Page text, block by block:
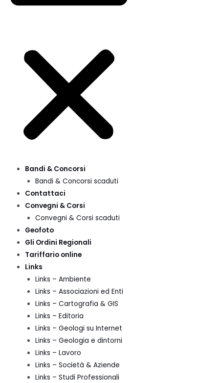
Bandi & Concorsi
Bandi & Concorsi scaduti
Contattaci
Convegni & Corsi
Convegni & Corsi scaduti
Geofoto
Gli Ordini Regionali
Tariffario online
Links
Links – Ambiente
Links – Associazioni ed Enti
Links – Cartografia & GIS
Links – Editoria
Links – Geologi su Internet
Links – Geologia e dintorni
Links – Lavoro
Links – Società & Aziende
Links – Studi Professionali